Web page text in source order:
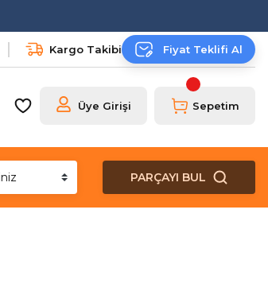
Kargo Takibi Fiyat Teklifi Al
Üye Girişi Sepetim
PARÇAYI BUL